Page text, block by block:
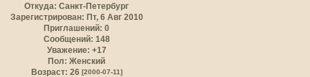
Откуда: Санкт-Петербург
Зарегистрирован: Пт, 6 Авг 2010
Приглашений: 0
Сообщений: 148
Уважение: +17
Пол: Женский
Возраст: 26 [2000-07-11]